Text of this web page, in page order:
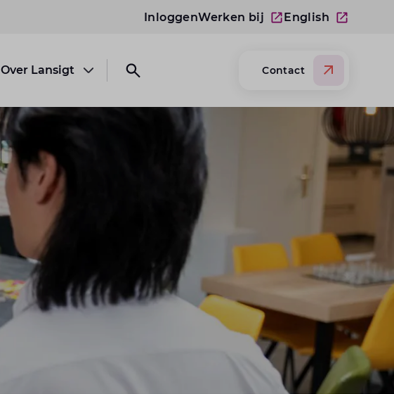
InloggenWerken bij English
Over Lansigt
Open submenu Over Lansigt
Open search website
Contact